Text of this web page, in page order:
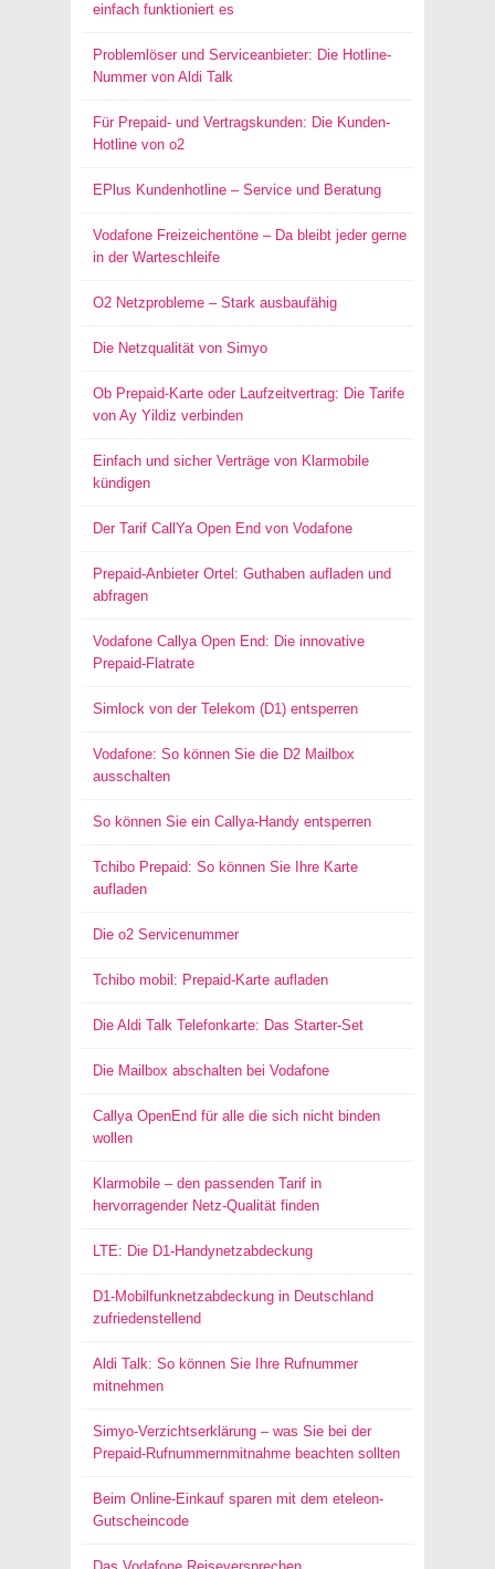
einfach funktioniert es
Problemlöser und Serviceanbieter: Die Hotline-
Nummer von Aldi Talk
Für Prepaid- und Vertragskunden: Die Kunden-
Hotline von o2
EPlus Kundenhotline – Service und Beratung
Vodafone Freizeichentöne – Da bleibt jeder gerne
in der Warteschleife
O2 Netzprobleme – Stark ausbaufähig
Die Netzqualität von Simyo
Ob Prepaid-Karte oder Laufzeitvertrag: Die Tarife
von Ay Yildiz verbinden
Einfach und sicher Verträge von Klarmobile
kündigen
Der Tarif CallYa Open End von Vodafone
Prepaid-Anbieter Ortel: Guthaben aufladen und
abfragen
Vodafone Callya Open End: Die innovative
Prepaid-Flatrate
Simlock von der Telekom (D1) entsperren
Vodafone: So können Sie die D2 Mailbox
ausschalten
So können Sie ein Callya-Handy entsperren
Tchibo Prepaid: So können Sie Ihre Karte
aufladen
Die o2 Servicenummer
Tchibo mobil: Prepaid-Karte aufladen
Die Aldi Talk Telefonkarte: Das Starter-Set
Die Mailbox abschalten bei Vodafone
Callya OpenEnd für alle die sich nicht binden
wollen
Klarmobile – den passenden Tarif in
hervorragender Netz-Qualität finden
LTE: Die D1-Handynetzabdeckung
D1-Mobilfunknetzabdeckung in Deutschland
zufriedenstellend
Aldi Talk: So können Sie Ihre Rufnummer
mitnehmen
Simyo-Verzichtserklärung – was Sie bei der
Prepaid-Rufnummernmitnahme beachten sollten
Beim Online-Einkauf sparen mit dem eteleon-
Gutscheincode